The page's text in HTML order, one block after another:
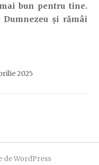
bun pentru tine.
Dumnezeu și rămâi
2025
de WordPress